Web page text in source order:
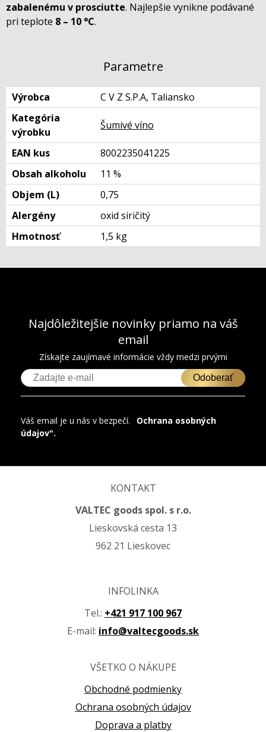
zabalenému v prosciutte. Najlepšie vynikne podávané
pri teplote 8 – 10 °C.
Parametre
Výrobca
C V Z S.P.A, Taliansko
Kategória
výrobku
Šumivé víno
EAN kus
8002235041225
Obsah alkoholu
11 %
Objem (L)
0,75
Alergény
oxid siričitý
Hmotnosť
1,5 kg
Najdôležitejšie novinky priamo na váš
email
Získajte zaujímavé informácie vždy medzi prvými
Odoberať
Váš email je u nás v bezpečí.
Ochrana osobných
údajov".
KONTAKT
VALTEC goods spol. s r.o.
Lieskovská cesta 13
962 21 Lieskovec
INFOLINKA
Tel.: +421 917 100 967
E-mail: info@valtecgoods.sk
VŠETKO O NÁKUPE
Obchodné podmienky
Ochrana osobných údajov
Doprava a platby